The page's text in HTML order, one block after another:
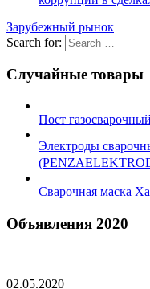
Зарубежный рынок
Search for:
Случайные товары
Пост
Электроды
Сварочная маска
Объявления 2020
02.05.2020